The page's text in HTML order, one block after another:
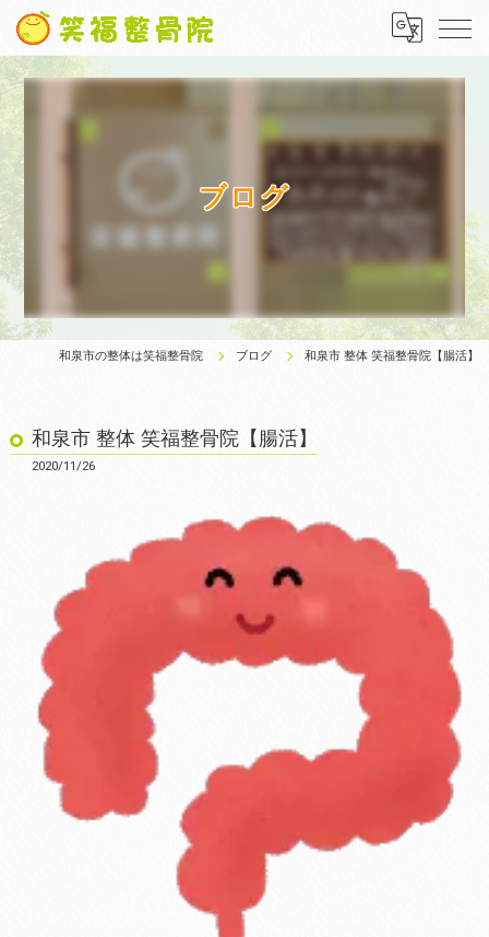
ブログ
和泉市の整体は笑福整骨院 ブログ 和泉市 整体 笑福整骨院【腸活】
和泉市 整体 笑福整骨院【腸活】
2020/11/26